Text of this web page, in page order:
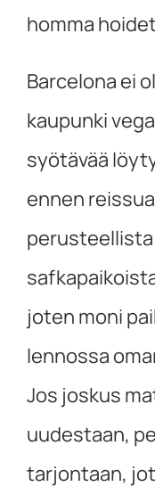
homma
Barcelona ei
kaupunki
syötävää
ennen
joten moni
lennossa
Jos joskus
uudestaan,
tarjontaan,